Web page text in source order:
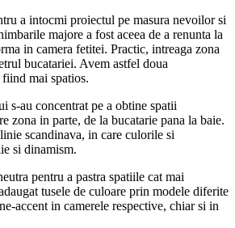
a intocmi proiectul pe masura nevoilor si
majore a fost aceea de a renunta la
in camera fetitei. Practic, intreaga zona
bucatariei. Avem astfel doua
mai spatios.
s-au concentrat pe a obtine spatii
zona in parte, de la bucatarie pana la baie.
scandinava, in care culorile si
si dinamism.
pentru a pastra spatiile cat mai
tusele de culoare prin modele diferite
accent in camerele respective, chiar si in